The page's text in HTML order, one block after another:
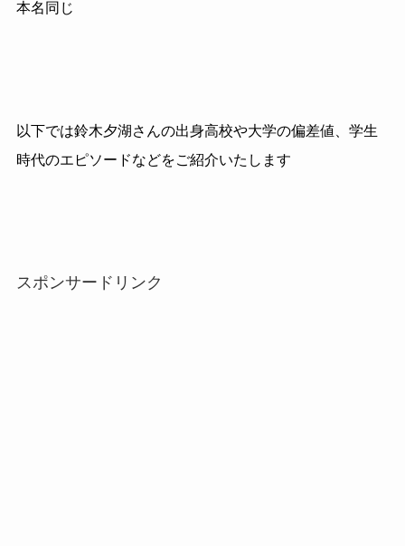
本名同じ
以下では鈴木夕湖さんの出身高校や大学の偏差値、学生
時代のエピソードなどをご紹介いたします
スポンサードリンク